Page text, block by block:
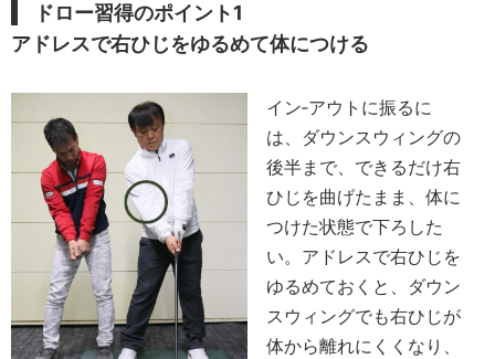
ドロー習得のポイント1
アドレスで右ひじをゆるめて体につける
イン‐アウトに振るに
は、ダウンスウィングの
後半まで、できるだけ右
ひじを曲げたまま、体に
つけた状態で下ろした
い。アドレスで右ひじを
ゆるめておくと、ダウン
スウィングでも右ひじが
体から離れにくくなり、